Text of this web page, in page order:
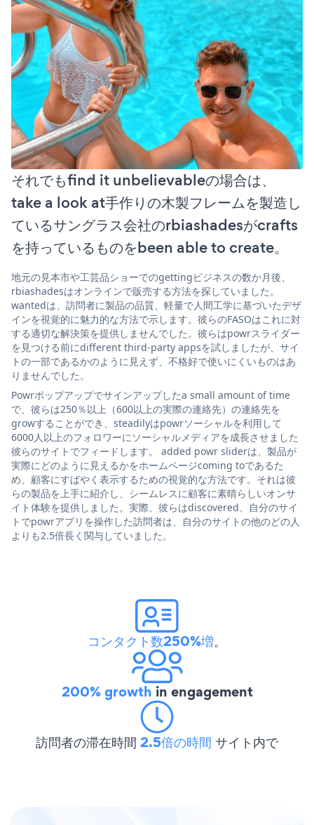
それでもfind it unbelievableの場合は、
take a look at手作りの木製フレームを製造し
ているサングラス会社のrbiashadesがcrafts
を持っているものをbeen able to create。
地元の見本市や工芸品ショーでのgettingビジネスの数か月後、
rbiashadesはオンラインで販売する方法を探していました。
wantedは、訪問者に製品の品質、軽量で人間工学に基づいたデザ
インを視覚的に魅力的な方法で示します。彼らのFASOはこれに対
する適切な解決策を提供しませんでした。彼らはpowrスライダー
を見つける前にdifferent third-party appsを試しましたが、サイ
トの一部であるかのように見えず、不格好で使いにくいものはあ
りませんでした。
Powrポップアップでサインアップしたa small amount of time
で、彼らは250％以上（600以上の実際の連絡先）の連絡先を
growすることができ、steadilyはpowrソーシャルを利用して
6000人以上のフォロワーにソーシャルメディアを成長させました
彼らのサイトでフィードします。 added powr sliderは、製品が
実際にどのように見えるかをホームページcoming toであるた
め、顧客にすばやく表示するための視覚的な方法です。それは彼
らの製品を上手に紹介し、シームレスに顧客に素晴らしいオンサ
イト体験を提供しました。実際、彼らはdiscovered、自分のサイ
トでpowrアプリを操作した訪問者は、自分のサイトの他のどの人
よりも2.5倍長く関与していました。
コンタクト数250%増。
200% growth in engagement
訪問者の滞在時間 2.5倍の時間 サイト内で